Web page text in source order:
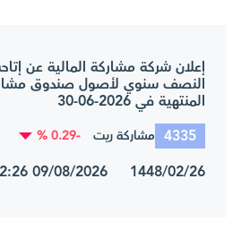
إعلان شركة مشاركة المالية عن
النصف سنوي لأصول صندوق
المنتهية في 2026-06-30
4335 مشاركة ريت -0.29 %
1448/02/26 09/08/2026 09:52:26